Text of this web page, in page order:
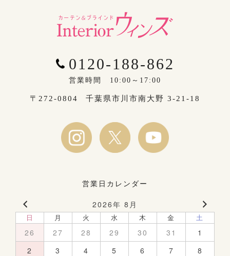
0120-188-862
営業時間 10:00～17:00
〒272-0804 千葉県市川市南大野 3-21-18
営業日カレンダー
2026年 8月
日 月 火 水 木 金 土
26 27 28 29 30 31
1
2
3 4 5 6 7
8